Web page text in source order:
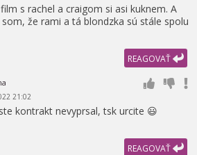
s rachel a craigom si asi kuknem. A
som, že rami a tá blondzka sú stále spolu
REAGOVAŤ
21:02
kontrakt nevyprsal, tsk urcite 😃
REAGOVAŤ